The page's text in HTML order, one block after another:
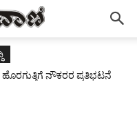
ಹೊರಗುತ್ತಿಗೆ ನೌಕರರ ಪ್ರತಿಭಟನೆ